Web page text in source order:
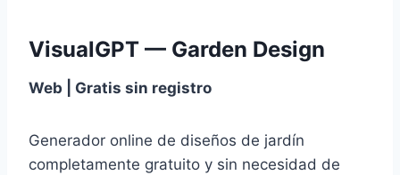
VisualGPT — Garden Design
Web | Gratis sin registro
Generador online de diseños de jardín
completamente gratuito y sin necesidad de